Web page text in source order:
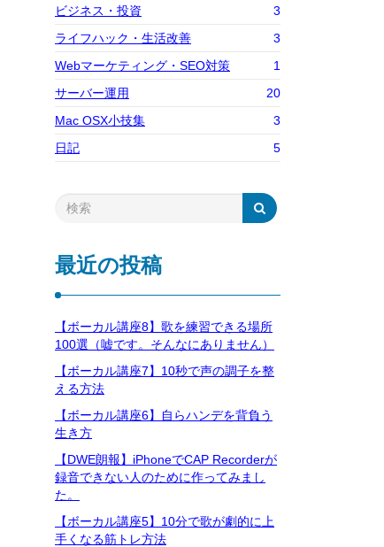
ビジネス・投資
3
ライフハック・生活改善
3
Webマーケティング・SEO対策
1
サーバー運用
20
Mac OSX小技集
3
日記
5
最近の投稿
【ボーカル講座8】歌を練習できる場所
100選（嘘です。そんなにありません）
【ボーカル講座7】10秒で声の調子を整
える方法
【ボーカル講座6】自らハンデを背負う
生き方
【DWE朗報】iPhoneでCAP Recorderが
録音できない人のために作ってみまし
た。
【ボーカル講座5】10分で歌が劇的に上
手くなる筋トレ方法